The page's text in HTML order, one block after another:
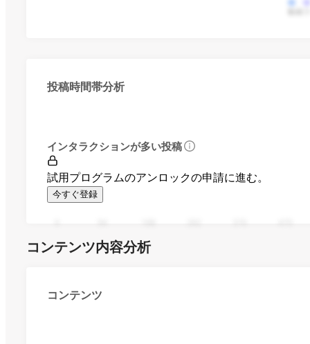
投稿時間帯分析
インタラクションが多い投稿
試用プログラムのアンロックの申請に進む。
今すぐ登録
コンテンツ内容分析
コンテンツ